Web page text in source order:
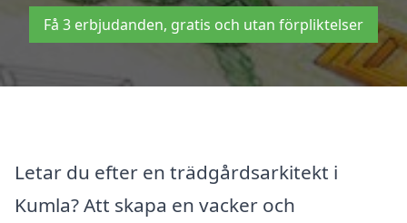
Få 3 erbjudanden, gratis och utan förpliktelser
Letar du efter en trädgårdsarkitekt i
Kumla? Att skapa en vacker och